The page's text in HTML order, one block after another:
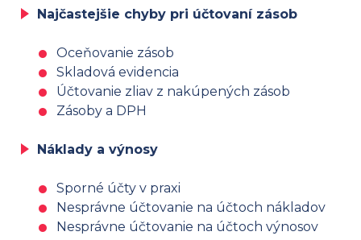
Najčastejšie chyby pri účtovaní zásob
Oceňovanie zásob
Skladová evidencia
Účtovanie zliav z nakúpených zásob
Zásoby a DPH
Náklady a výnosy
Sporné účty v praxi
Nesprávne účtovanie na účtoch nákladov
Nesprávne účtovanie na účtoch výnosov